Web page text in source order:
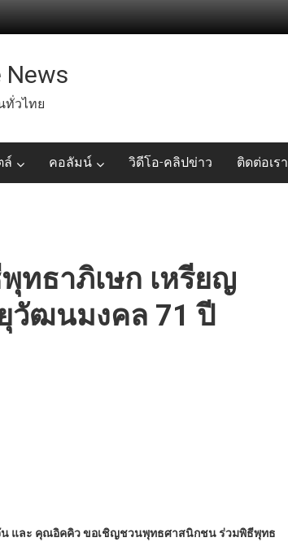
News
ทั่วไทย
ล์ คอลัมน์ วิดีโอ-คลิปข่าว ติดต่อเรา
ทธาภิเษก เหรียญ
วัฒนมงคล 71 ปี
น และ คุณอิคคิวขอเชิญชวนพุทธศาสนิกชน ร่วมพิธีพุทธ